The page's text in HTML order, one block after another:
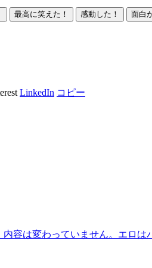
最高に笑えた！ 感動した！ 面白
LinkedIn コピー
容は変わっていません。エロは